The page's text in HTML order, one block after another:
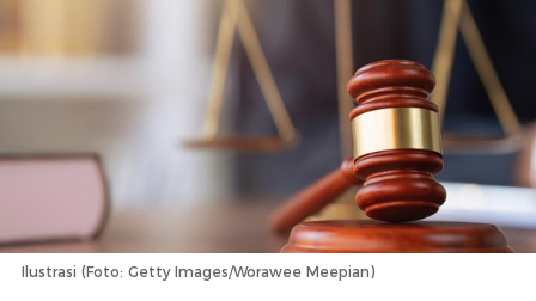
Ilustrasi (Foto: Getty Images/Worawee Meepian)